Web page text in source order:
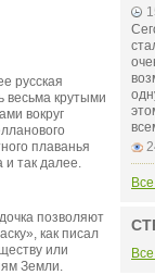
русская
весьма крутыми
вокруг
плаванья
и так далее.
позволяют
как писал
или
Земли.